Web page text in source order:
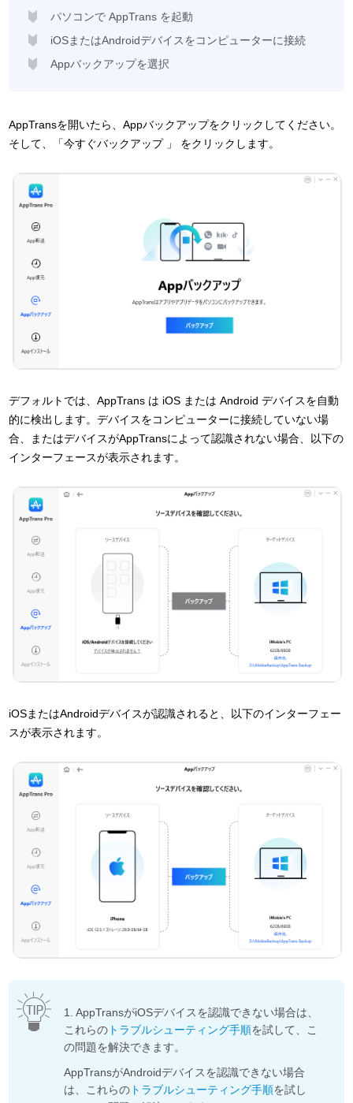
パソコンで AppTrans を起動
iOSまたはAndroidデバイスをコンピューターに接続
Appバックアップを選択
AppTransを開いたら、Appバックアップをクリックしてください。
そして、「今すぐバックアップ 」 をクリックします。
デフォルトでは、AppTrans は iOS または Android デバイスを自動
的に検出します。デバイスをコンピューターに接続していない場
合、またはデバイスがAppTransによって認識されない場合、以下の
インターフェースが表示されます。
iOSまたはAndroidデバイスが認識されると、以下のインターフェー
スが表示されます。
1. AppTransがiOSデバイスを認識できない場合は、
これらの トラブルシューティング手順を試して、こ
の問題を解決できます。
AppTransがAndroidデバイスを認識できない場合
は、これらの トラブルシューティング手順を試し